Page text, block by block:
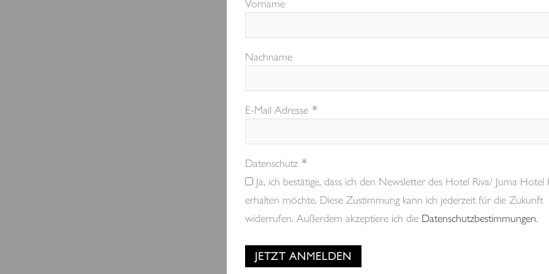
Vorname
Nachname
E-Mail Adresse*
Datenschutz*
Ja, ich bestätige, dass ich den Newsletter des Hotel Riva/ Juma Hotel
erhalten möchte. Diese Zustimmung kann ich jederzeit für die Zukunft
widerrufen. Außerdem akzeptiere ich die Datenschutzbestimmungen.